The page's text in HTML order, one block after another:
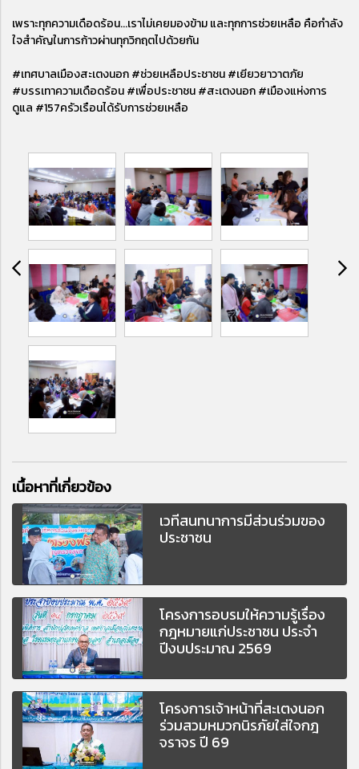
เพราะทุกความเดือดร้อน...เราไม่เคยมองข้าม และทุกการช่วยเหลือ คือกำลัง
ใจสำคัญในการก้าวผ่านทุกวิกฤตไปด้วยกัน
#เทศบาลเมืองสะเตงนอก #ช่วยเหลือประชาชน #เยียวยาวาตภัย
#บรรเทาความเดือดร้อน #เพื่อประชาชน #สะเตงนอก #เมืองแห่งการ
ดูแล #157ครัวเรือนได้รับการช่วยเหลือ
เนื้อหาที่เกี่ยวข้อง
เวทีสนทนาการมีส่วนร่วมของ
ประชาชน
โครงการอบรมให้ความรู้เรื่อง
กฎหมายแก่ประชาชน ประจำ
ปีงบประมาณ 2569
โครงการเจ้าหน้าที่สะเตงนอก
ร่วมสวมหมวกนิรภัยใส่ใจกฎ
จราจร ปี 69